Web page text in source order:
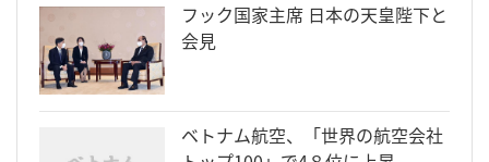
フック国家主席 日本の天皇陛下と
会見
ベトナム航空、「世界の航空会社